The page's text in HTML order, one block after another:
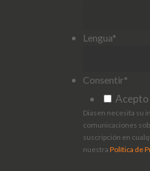
Lengua*
Consentir*
Diasen necesita su
comunicaciones
suscripción en
nuestra Política de